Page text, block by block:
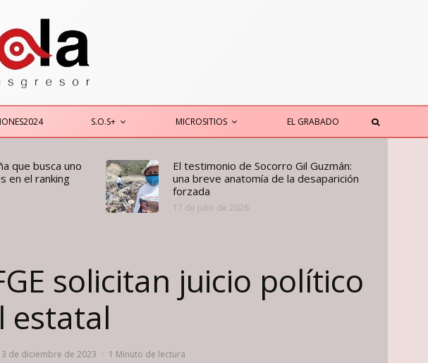
S.O.S+ MICROSITIOS EL GRABADO
que busca uno
en el ranking
El testimonio de Socorro Gil Guzmán:
una breve anatomía de la desaparición
forzada
17 de julio de 2026
solicitan juicio político
estatal
de diciembre de 2023 · 1 Minuto de lectura